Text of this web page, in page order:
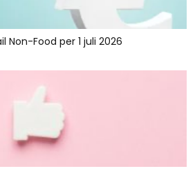
Non-Food per 1 juli 2026